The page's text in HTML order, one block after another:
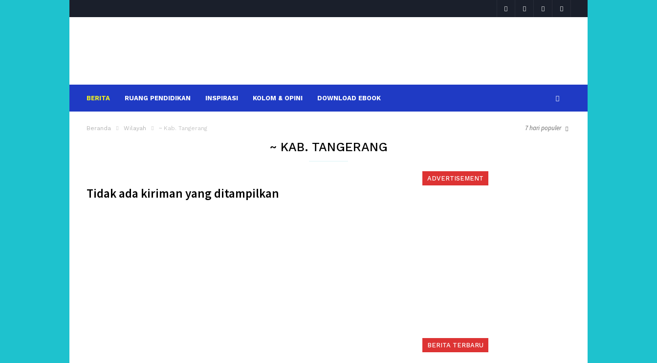
BERITA RUANG PENDIDIKAN INSPIRASI KOLOM & OPINI DOWNLOAD EBOOK
Beranda Wilayah ~ Kab. Tangerang 7 hari populer
~ KAB. TANGERANG
Tidak ada kiriman yang ditampilkan
ADVERTISEMENT
BERITA TERBARU